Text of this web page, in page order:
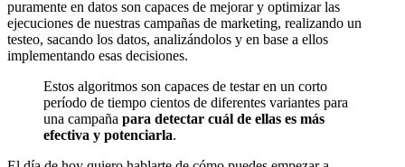
puramente en datos son capaces de mejorar y optimizar las
ejecuciones de nuestras campañas de marketing, realizando un
testeo, sacando los datos, analizándolos y en base a ellos
implementando esas decisiones.
Estos algoritmos son capaces de testar en un corto
período de tiempo cientos de diferentes variantes para
una campaña para detectar cuál de ellas es más
efectiva y potenciarla.